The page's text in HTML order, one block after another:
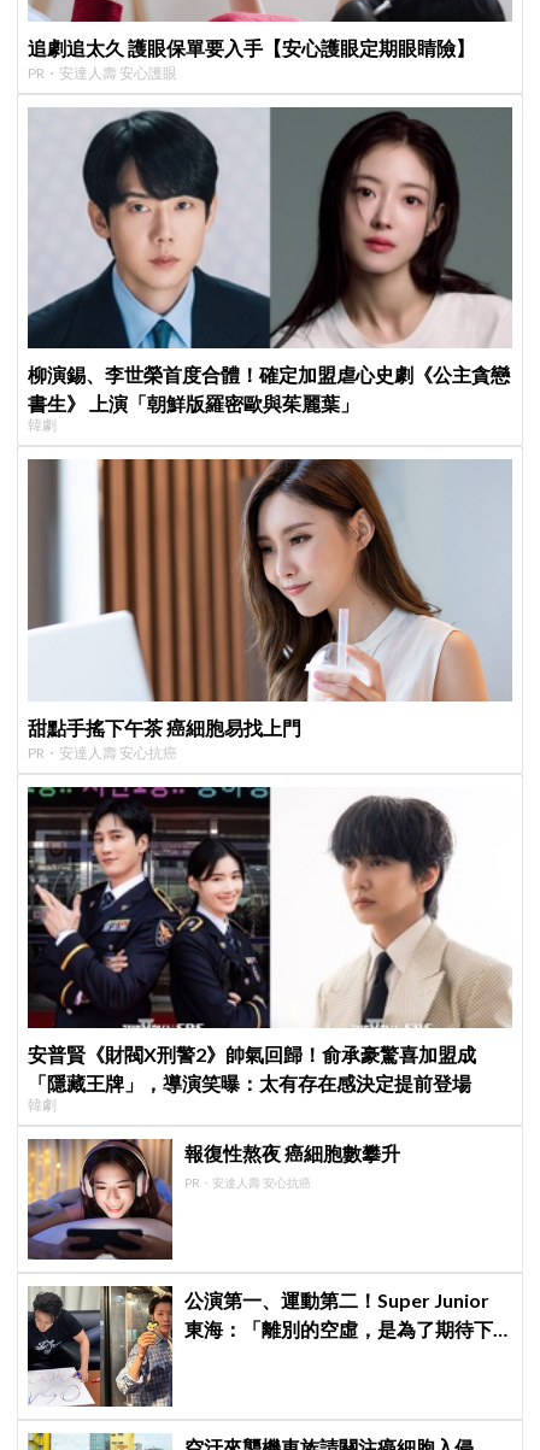
追劇追太久 護眼保單要入手【安心護眼定期眼睛險】
PR・安達人壽 安心護眼
柳演錫、李世榮首度合體！確定加盟虐心史劇《公主貪戀
書生》 上演「朝鮮版羅密歐與茱麗葉」
韓劇
甜點手搖下午茶 癌細胞易找上門
PR・安達人壽 安心抗癌
安普賢《財閥X刑警2》帥氣回歸！俞承豪驚喜加盟成
「隱藏王牌」，導演笑曝：太有存在感決定提前登場
韓劇
報復性熬夜 癌細胞數攀升
PR・安達人壽 安心抗癌
公演第一、運動第二！Super Junior
東海：「離別的空虛，是為了期待下